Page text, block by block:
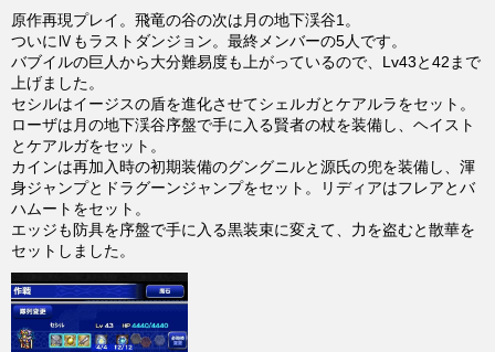
原作再現プレイ。飛竜の谷の次は月の地下渓谷1。
ついにⅣもラストダンジョン。最終メンバーの5人です。
バブイルの巨人から大分難易度も上がっているので、Lv43と42まで
上げました。
セシルはイージスの盾を進化させてシェルガとケアルラをセット。
ローザは月の地下渓谷序盤で手に入る賢者の杖を装備し、ヘイスト
とケアルガをセット。
カインは再加入時の初期装備のグングニルと源氏の兜を装備し、渾
身ジャンプとドラグーンジャンプをセット。リディアはフレアとバ
ハムートをセット。
エッジも防具を序盤で手に入る黒装束に変えて、力を盗むと散華を
セットしました。